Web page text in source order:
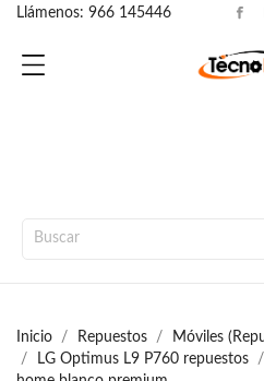
Llámenos: 966 145446
Inicio Repuestos Móviles
LG Optimus L9 P760 repuestos